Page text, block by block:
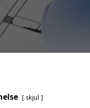
skjul